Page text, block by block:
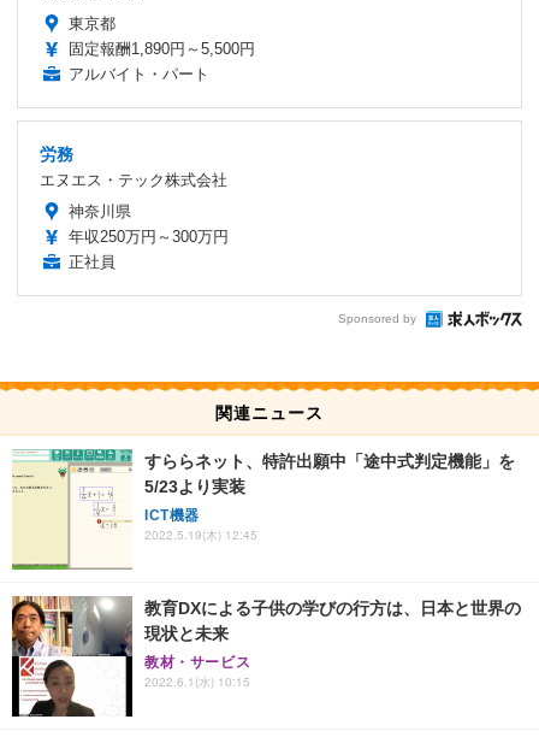
東京都
固定報酬1,890円～5,500円
アルバイト・パート
労務
エヌエス・テック株式会社
神奈川県
年収250万円～300万円
正社員
Sponsored by
関連ニュース
すららネット、特許出願中「途中式判定機能」を
5/23より実装
ICT機器
2022.5.19(木) 12:45
教育DXによる子供の学びの行方は、日本と世界の
現状と未来
教材・サービス
2022.6.1(水) 10:15